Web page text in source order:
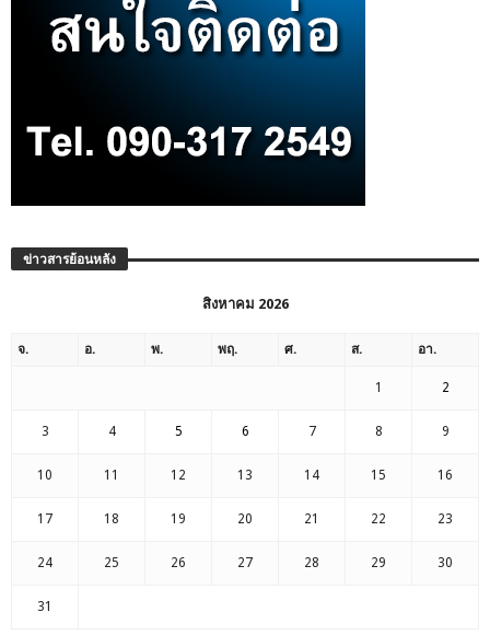
ข่าวสารย้อนหลัง
สิงหาคม 2026
จ. อ. พ. พฤ. ศ. ส. อา.
1 2
3 4 5 6 7 8 9
10 11 12 13 14 15 16
17 18 19 20 21 22 23
24 25 26 27 28 29 30
31